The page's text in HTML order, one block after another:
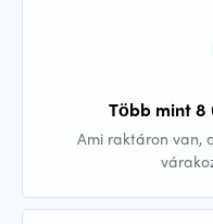
Több mint
Ami raktáron van,